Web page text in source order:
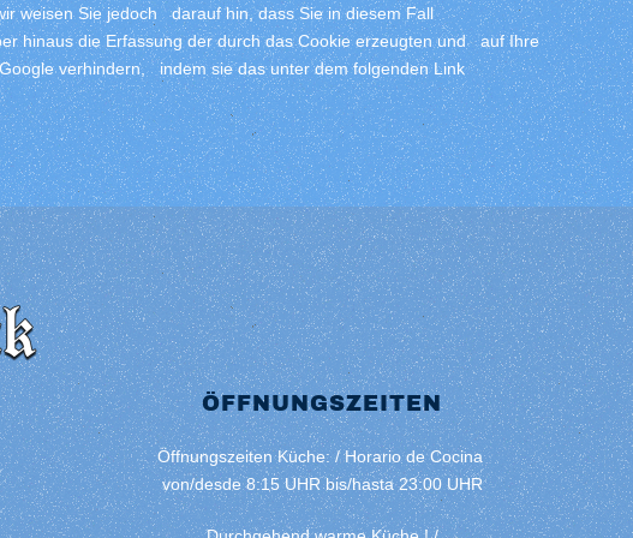
weisen Sie jedoch darauf hin, dass Sie in diesem Fall
hinaus die Erfassung der durch das Cookie erzeugten und auf Ihre
verhindern, indem sie das unter dem folgenden Link
ÖFFNUNGSZEITEN
Öffnungszeiten Küche: / Horario de Cocina
von/desde 8:15 UHR bis/hasta 23:00 UHR